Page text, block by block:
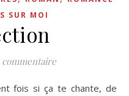
SUR MOI
commentaire